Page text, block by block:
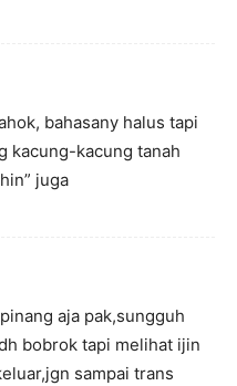
bahasany halus tapi
kacung-kacung tanah
juga
aja pak,sungguh
bobrok tapi melihat ijin
sampai trans